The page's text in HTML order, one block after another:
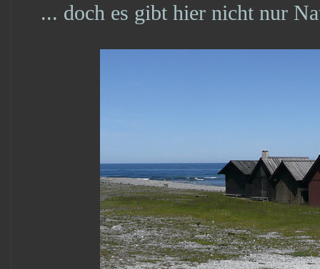
... doch es gibt hier nicht nur